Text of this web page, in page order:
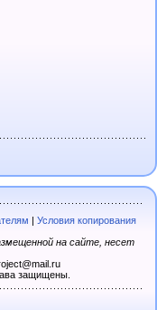
Условия копирования
на сайте, несет
защищены.